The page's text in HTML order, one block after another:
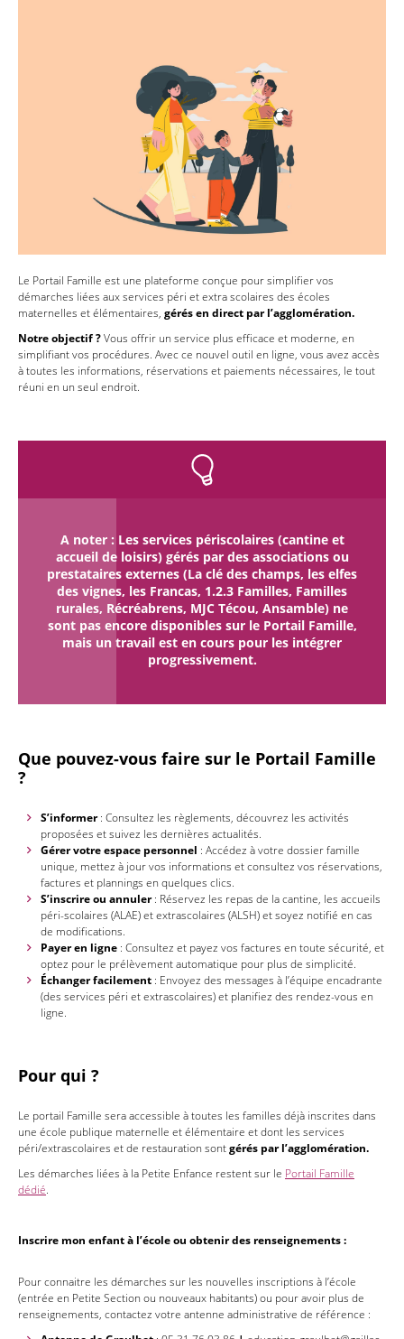
Le Portail Famille est une plateforme conçue pour simplifier vos
démarches liées aux services péri et extra scolaires des écoles
maternelles et élémentaires, gérés en direct par l’agglomération.
Notre objectif ?Vous offrir un service plus efficace et moderne, en
simplifiant vos procédures. Avec ce nouvel outil en ligne, vous avez accès
à toutes les informations, réservations et paiements nécessaires, le tout
réuni en un seul endroit.
A noter : Les services périscolaires (cantine et
accueil de loisirs) gérés par des associations ou
prestataires externes (La clé des champs, les elfes
des vignes, les Francas, 1.2.3 Familles, Familles
rurales, Récréabrens, MJC Técou, Ansamble) ne
sont pas encore disponibles sur le Portail Famille,
mais un travail est en cours pour les intégrer
progressivement.
Que pouvez-vous faire sur le Portail Famille
?
S’informer: Consultez les règlements, découvrez les activités
proposées et suivez les dernières actualités.
Gérer votre espace personnel : Accédez à votre dossier famille
unique, mettez à jour vos informations et consultez vos réservations,
factures et plannings en quelques clics.
S’inscrire ou annuler: Réservez les repas de la cantine, les accueils
péri-scolaires (ALAE) et extrascolaires (ALSH) et soyez notifié en cas
de modifications.
Payer en ligne : Consultez et payez vos factures en toute sécurité, et
optez pour le prélèvement automatique pour plus de simplicité.
Échanger facilement : Envoyez des messages à l’équipe encadrante
(des services péri et extrascolaires) et planifiez des rendez-vous en
ligne.
Pour qui ?
Le portail Famille sera accessible à toutes les familles déjà inscrites dans
une école publique maternelle et élémentaire et dont les services
péri/extrascolaires et de restauration sontgérés par l’agglomération.
Les démarches liées à la Petite Enfance restent sur le Portail Famille
dédié.
Inscrire mon enfant à l’écoleou obtenir des renseignements :
Pour connaitre les démarches sur les nouvelles inscriptions à l’école
(entrée en Petite Section ou nouveaux habitants) ou pour avoir plus de
renseignements, contactez votre antenne administrative de référence :